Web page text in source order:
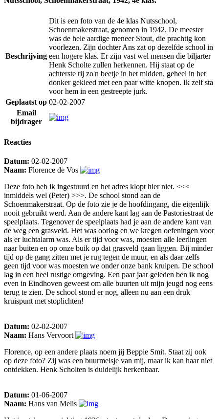
Beschrijving
Dit is een foto van de 4e klas Nutsschool,
Schoenmakerstraat, genomen in 1942. De meester
was de hele aardige meneer Stout, die prachtig kon
voorlezen. Zijn dochter Ans zat op dezelfde school in
een hogere klas. Er zijn vast wel mensen die biljarter
Henk Scholte zullen herkennen. Hij staat op de
achterste rij zo'n beetje in het midden, geheel in het
donker gekleed met een paar witte knopen. Ik zelf sta
voor hem in een gestreepte jurk.
Geplaatst op 02-02-2007
Email
bijdrager
Reacties
Datum: 02-02-2007
Naam: Florence de Vos
Deze foto heb ik ingestuurd en het adres klopt hier niet. <<<
inmiddels wel (Peter) >>>. De school stond aan de
Schoenmakerstraat. Op de foto zie je de hoofdingang, die eigenlijk
nooit gebruikt werd. Aan de andere kant lag aan de Pastoriestraat de
speelplaats. Tegenover de speelplaats had je aan de andere kant van
de weg een grasveld. Het was oorlog en we kregen oefeningen voor
als er luchtalarm was. Als er tijd voor was, moesten alle leerlingen
naar buiten en op onze buik op dat grasveld gaan liggen. Bij minder
tijd op de gang zitten met je rug tegen de muur, en als daar zelfs
geen tijd voor was moesten we onder onze bank kruipen. De school
lag in een heel rustige omgeving. Een paar jaar geleden ben ik nog
even in Eindhoven geweest om alle buurten uit mijn jeugd nog eens
terug te zien. De school stond er nog, alleen nu aan een druk
kruispunt met stoplichten!
Datum: 02-02-2007
Naam: Hans Vervoort
Florence, op een andere plaats noem jij Beppie Smit. Staat zij ook
op deze foto? Zij was een buurmeisje van mij, maar ik kan haar niet
ontdekken. Henk Scholten is duidelijk herkenbaar.
Datum: 01-06-2007
Naam: Hans van Melis